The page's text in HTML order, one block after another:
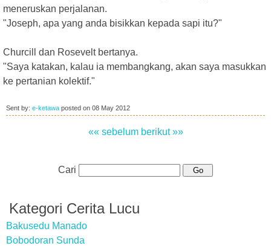
meneruskan perjalanan.
"Joseph, apa yang anda bisikkan kepada sapi itu?"
Churcill dan Rosevelt bertanya.
"Saya katakan, kalau ia membangkang, akan saya masukkan
ke pertanian kolektif."
Sent by: e-ketawa posted on 08 May 2012
«« sebelum berikut »»
Cari
Kategori Cerita Lucu
Bakusedu Manado
Bobodoran Sunda